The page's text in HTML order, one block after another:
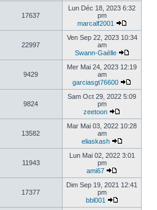
17637
Lun Déc 18, 2023 6:32
pm
marcalf2001
22997
Ven Sep 22, 2023 10:34
am
Swann-Gaëlle
9429
Mer Mai 24, 2023 12:19
am
garciasgt76600
9824
Sam Oct 29, 2022 5:09
pm
zeetoon
13582
Mar Mai 03, 2022 10:28
am
eliaskash
11943
Lun Mai 02, 2022 3:01
pm
ami67
17377
Dim Sep 19, 2021 12:41
pm
bbl001